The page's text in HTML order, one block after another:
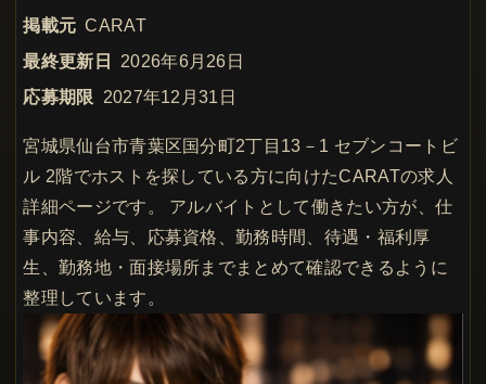
掲載元 CARAT
最終更新日
2026年6月26日
応募期限
2027年12月31日
宮城県仙台市青葉区国分町2丁目13－1 セブンコートビ
ル 2階でホストを探している方に向けたCARATの求人
詳細ページです。 アルバイトとして働きたい方が、仕
事内容、給与、応募資格、勤務時間、待遇・福利厚
生、勤務地・面接場所までまとめて確認できるように
整理しています。